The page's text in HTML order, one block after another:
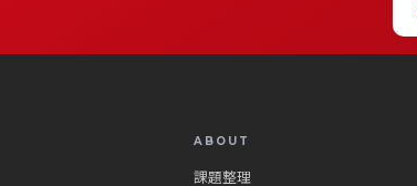
ABOUT
課題整理